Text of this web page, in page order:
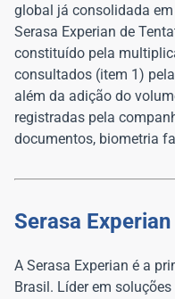
global já consolidada
Serasa Experian de
constituído pela
consultados (item 1)
além da adição do
registradas pela
documentos, biometria
Serasa Experian
A Serasa Experian é a
Brasil. Líder em